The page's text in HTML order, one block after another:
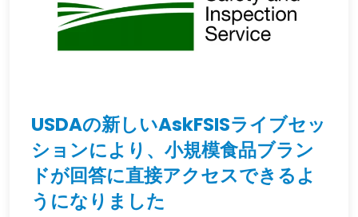
USDAの新しいAskFSISライブセッ
ションにより、小規模食品ブラン
ドが回答に直接アクセスできるよ
うになりました